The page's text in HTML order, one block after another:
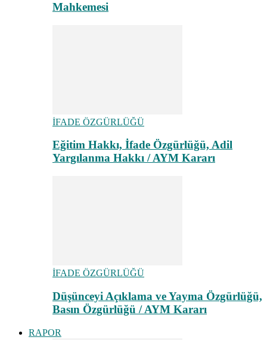
Mahkemesi
İFADE ÖZGÜRLÜĞÜ
Eğitim Hakkı, İfade Özgürlüğü, Adil
Yargılanma Hakkı / AYM Kararı
İFADE ÖZGÜRLÜĞÜ
Düşünceyi Açıklama ve Yayma Özgürlüğü,
Basın Özgürlüğü / AYM Kararı
RAPOR